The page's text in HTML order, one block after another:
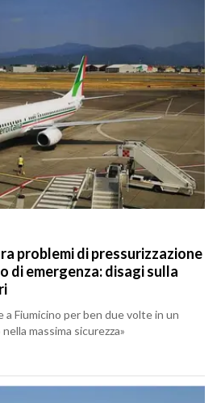
problemi di pressurizzazione
di emergenza: disagi sulla
Fiumicino per ben due volte in un
massima sicurezza»